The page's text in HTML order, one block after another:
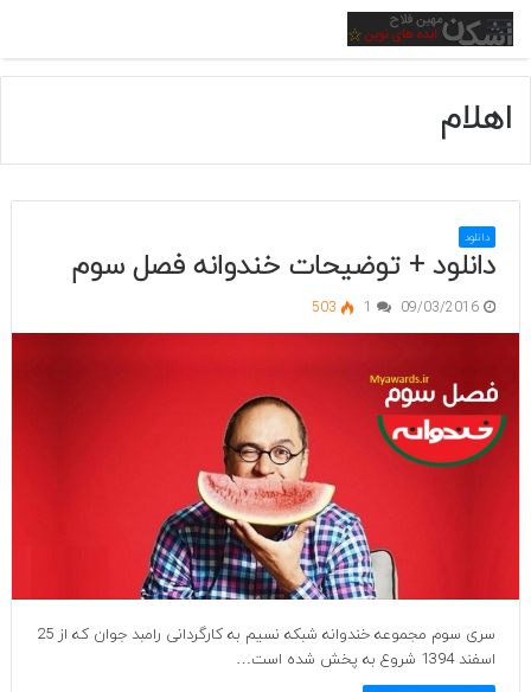
منو
اهلام
دانلود
دانلود + توضیحات خندوانه فصل سوم
09/03/2016
1
503
سری سوم مجموعه خندوانه شبکه نسیم به کارگردانی رامبد جوان که از 25
اسفند 1394 شروع به پخش شده است…